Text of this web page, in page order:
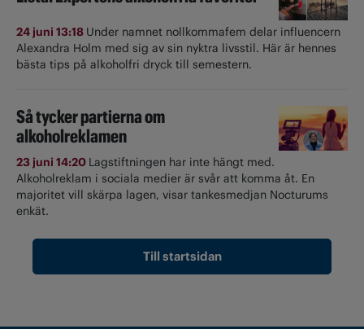
24 juni 13:18 Under namnet nollkommafem delar influencern
Alexandra Holm med sig av sin nyktra livsstil. Här är hennes
bästa tips på alkoholfri dryck till semestern.
Så tycker partierna om
alkoholreklamen
23 juni 14:20 Lagstiftningen har inte hängt med.
Alkoholreklam i sociala medier är svår att komma åt. En
majoritet vill skärpa lagen, visar tankesmedjan Nocturums
enkät.
Till startsidan